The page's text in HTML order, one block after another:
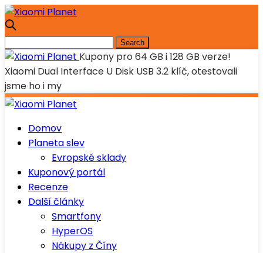
Kupony pro 64 GB i 128 GB verze!
Xiaomi Dual Interface U Disk USB 3.2 klíč, otestovali
jsme ho i my
Domov
Planeta slev
Evropské sklady
Kuponový portál
Recenze
Další články
Smartfony
HyperOS
Nákupy z Číny